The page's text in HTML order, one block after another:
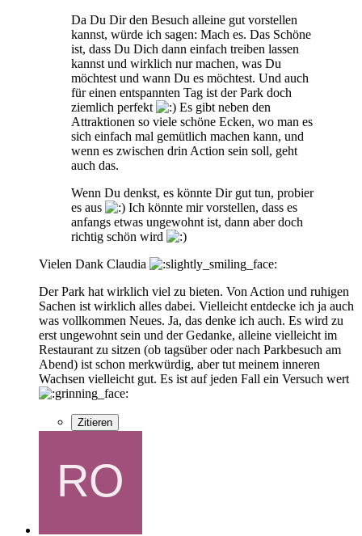
Da Du Dir den Besuch alleine gut vorstellen
kannst, würde ich sagen: Mach es. Das Schöne
ist, dass Du Dich dann einfach treiben lassen
kannst und wirklich nur machen, was Du
möchtest und wann Du es möchtest. Und auch
für einen entspannten Tag ist der Park doch
ziemlich perfekt
Es gibt neben den
Attraktionen so viele schöne Ecken, wo man es
sich einfach mal gemütlich machen kann, und
wenn es zwischen drin Action sein soll, geht
auch das.
Wenn Du denkst, es könnte Dir gut tun, probier
es aus
Ich könnte mir vorstellen, dass es
anfangs etwas ungewohnt ist, dann aber doch
richtig schön wird
Vielen Dank Claudia
Der Park hat wirklich viel zu bieten. Von Action und ruhigen
Sachen ist wirklich alles dabei. Vielleicht entdecke ich ja auch
was vollkommen Neues. Ja, das denke ich auch. Es wird zu
erst ungewohnt sein und der Gedanke, alleine vielleicht im
Restaurant zu sitzen (ob tagsüber oder nach Parkbesuch am
Abend) ist schon merkwürdig, aber tut meinem inneren
Wachsen vielleicht gut. Es ist auf jeden Fall ein Versuch wert
Zitieren